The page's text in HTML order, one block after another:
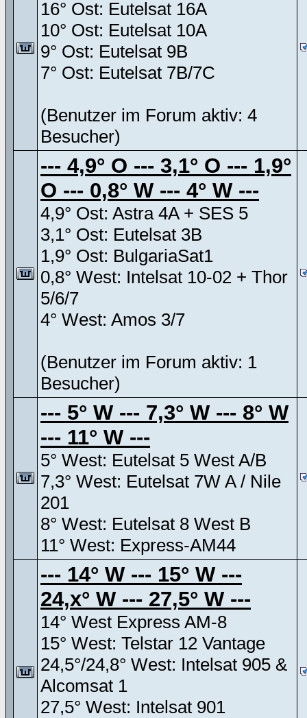
16° Ost: Eutelsat 16A
10° Ost: Eutelsat 10A
9° Ost: Eutelsat 9B
7° Ost: Eutelsat 7B/7C
(Benutzer im Forum aktiv: 4
Besucher)
--- 4,9° O --- 3,1° O --- 1,9°
O --- 0,8° W --- 4° W ---
4,9° Ost: Astra 4A + SES 5
3,1° Ost: Eutelsat 3B
1,9° Ost: BulgariaSat1
0,8° West: Intelsat 10-02 + Thor
5/6/7
4° West: Amos 3/7
(Benutzer im Forum aktiv: 1
Besucher)
--- 5° W --- 7,3° W --- 8° W
--- 11° W ---
5° West: Eutelsat 5 West A/B
7,3° West: Eutelsat 7W A / Nile
201
8° West: Eutelsat 8 West B
11° West: Express-AM44
--- 14° W --- 15° W ---
24,x° W --- 27,5° W ---
14° West Express AM-8
15° West: Telstar 12 Vantage
24,5°/24,8° West: Intelsat 905 &
Alcomsat 1
27,5° West: Intelsat 901